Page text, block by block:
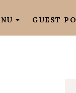
GUEST